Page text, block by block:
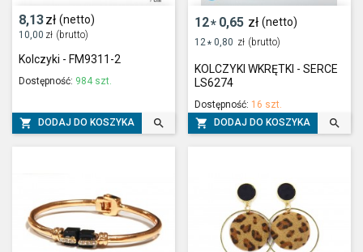
8,13zł (netto)
10,00 zł (brutto)
Kolczyki - FM9311-2
Dostępność: 984 szt.
 DODAJ DO KOSZYKA 
12* 0,65 zł (netto)
12 * 0,80 zł (brutto)
KOLCZYKI WKRĘTKI - SERCE
LS6274
Dostępność: 16 szt.
 DODAJ DO KOSZYKA 